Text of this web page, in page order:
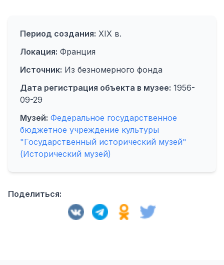
Период создания: XIX в.
Локация: Франция
Источник: Из безномерного фонда
Дата регистрация объекта в музее: 1956-
09-29
Музей: Федеральное государственное
бюджетное учреждение культуры
"Государственный исторический музей"
(Исторический музей)
Поделиться: